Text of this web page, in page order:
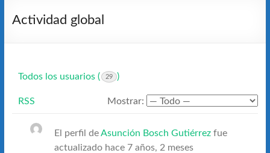
Espacio
Actividad global
Todos los usuarios ( 29 )
RSS Mostrar:
El perfil deAsunción Bosch Gutiérrezfue
actualizado hace 7 años, 2 meses